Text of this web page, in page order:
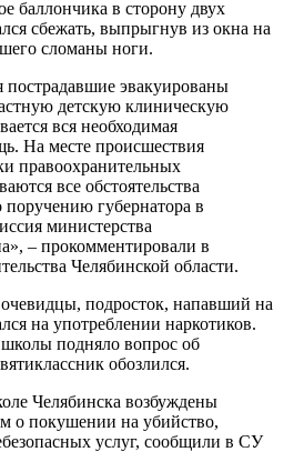
баллончика в сторону двух
сбежать, выпрыгнув из окна на
сломаны ноги.
пострадавшие эвакуированы
детскую клиническую
вся необходимая
На месте происшествия
правоохранительных
все обстоятельства
губернатора в
министерства
– прокомментировали в
Челябинской области.
очевидцы, подросток, напавший на
на употреблении наркотиков.
подняло вопрос об
обозлился.
Челябинска возбуждены
о покушении на убийство,
услуг, сообщили в СУ